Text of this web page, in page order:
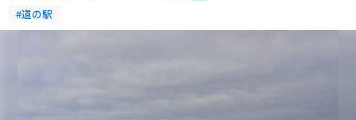
#道の駅